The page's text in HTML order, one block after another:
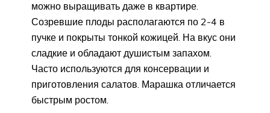
можно выращивать даже в квартире.
Созревшие плоды располагаются по 2-4 в
пучке и покрыты тонкой кожицей. На вкус они
сладкие и обладают душистым запахом.
Часто используются для консервации и
приготовления салатов. Марашка отличается
быстрым ростом.